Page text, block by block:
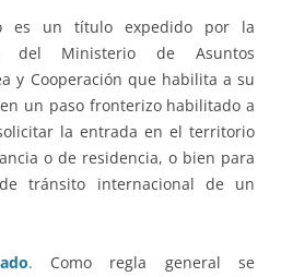
es un título expedido por la
del Ministerio de Asuntos
y Cooperación que habilita a su
un paso fronterizo habilitado a
la entrada en el territorio
o de residencia, o bien para
tránsito internacional de un
. Como regla general se